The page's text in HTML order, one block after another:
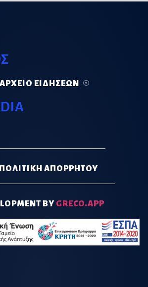
ΑΡΧΕΊΟ ΕΙΔΉΣΕΩΝ
ΠΟΛΙΤΙΚΗ ΑΠΟΡΡΗΤΟΥ
BY GRECO.APP